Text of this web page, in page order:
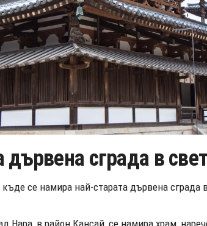
дървена сграда в
се намира най-старата дървена сграда
Нара, в район Кансай, се намира храм,